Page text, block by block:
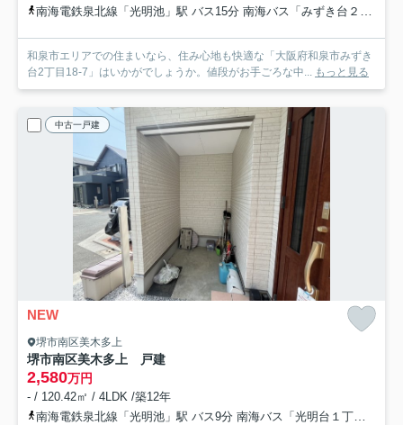
南海電鉄泉北線「光明池」駅 バス15分 南海バス「みずき台２丁目西」 停歩2分
和泉市エリアでの住まいなら、住み心地も快適な「大阪府和泉市みずき
台2丁目18-7」はいかがでしょうか。値段がお手ごろな中... もっと見る
中古一戸建
NEW
堺市南区美木多上
堺市南区美木多上 戸建
2,580万円
- / 120.42㎡ / 4LDK /築12年
南海電鉄泉北線「光明池」駅 バス9分 南海バス「光明台１丁目」 停歩6分